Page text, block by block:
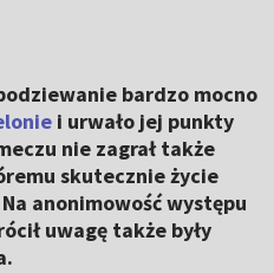
bardzo mocno
i urwało jej punkty
nie zagrał także
skutecznie życie
anonimowość występu
uwagę także były